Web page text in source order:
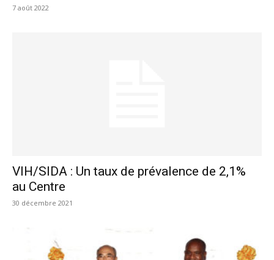
7 août 2022
VIH/SIDA : Un taux de prévalence de 2,1%
au Centre
30 décembre 2021